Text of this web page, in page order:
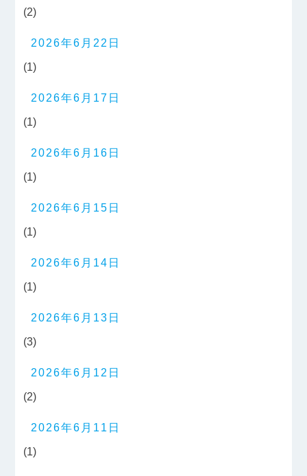
(2)
2026年6月22日
(1)
2026年6月17日
(1)
2026年6月16日
(1)
2026年6月15日
(1)
2026年6月14日
(1)
2026年6月13日
(3)
2026年6月12日
(2)
2026年6月11日
(1)